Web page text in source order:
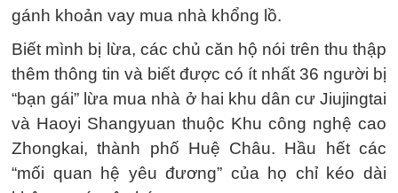
gánh khoản vay mua nhà khổng lồ.
Biết mình bị lừa, các chủ căn hộ nói trên thu thập
thêm thông tin và biết được có ít nhất 36 người bị
“bạn gái” lừa mua nhà ở hai khu dân cư Jiujingtai
và Haoyi Shangyuan thuộc Khu công nghệ cao
Zhongkai, thành phố Huệ Châu. Hầu hết các
“mối quan hệ yêu đương” của họ chỉ kéo dài